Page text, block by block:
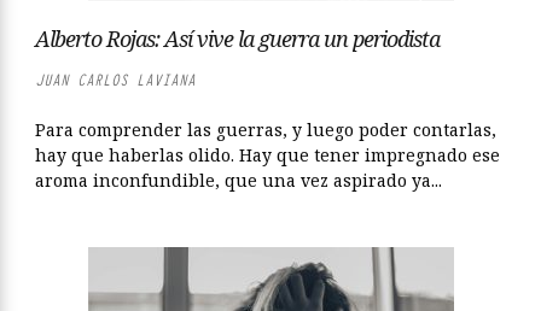
Alberto Rojas: Así vive la guerra un periodista
JUAN CARLOS LAVIANA
Para comprender las guerras, y luego poder contarlas,
hay que haberlas olido. Hay que tener impregnado ese
aroma inconfundible, que una vez aspirado ya...